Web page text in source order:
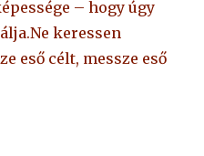
– hogy úgy
keressen
eső célt, messze eső